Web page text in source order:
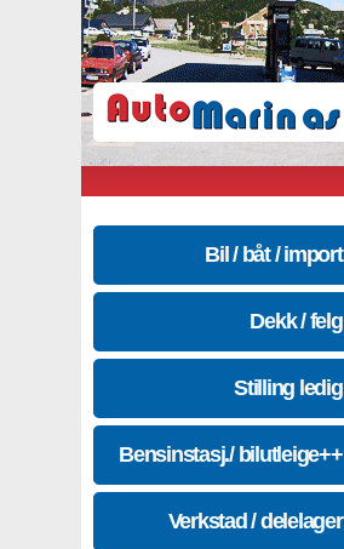
Bil / båt / import
Dekk / felg
Stilling ledig
Bensinstasj./ bilutleige++
Verkstad / delelager